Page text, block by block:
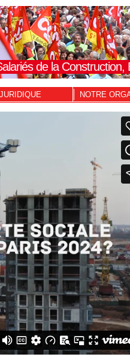
de la
JURIDIQUE NOTRE